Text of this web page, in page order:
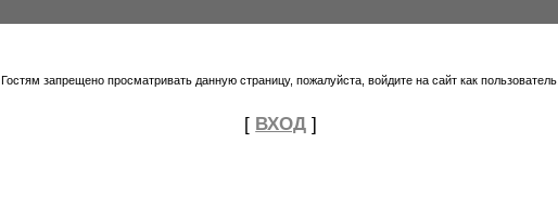
Гостям запрещено просматривать данную страницу, пожалуйста, войдите на сайт как пользователь.
[ ВХОД ]